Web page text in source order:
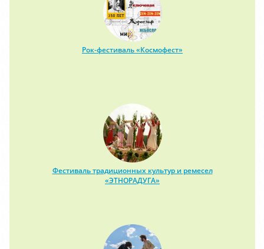
Рок-фестиваль «Космофест»
Фестиваль традиционных культур и ремесел
«ЭТНОРАДУГА»